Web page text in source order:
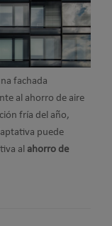
fachada
al ahorro de aire
fría del año,
puede
al ahorro de